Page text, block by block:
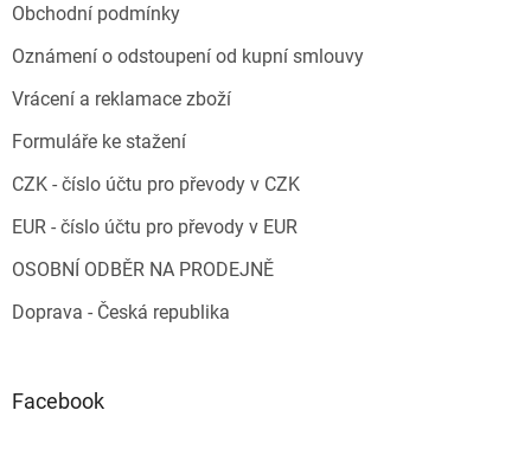
Obchodní podmínky
Oznámení o odstoupení od kupní smlouvy
Vrácení a reklamace zboží
Formuláře ke stažení
CZK - číslo účtu pro převody v CZK
EUR - číslo účtu pro převody v EUR
OSOBNÍ ODBĚR NA PRODEJNĚ
Doprava - Česká republika
Facebook